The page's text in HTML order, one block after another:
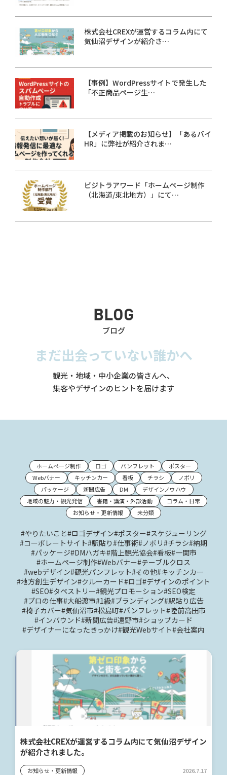
株式会社CREXが運営するコラム内にて
気仙沼デザインが紹介さ…
【事例】WordPressサイトで発生した
「不正商品ページ生…
【メディア掲載のお知らせ】「あるバイ
HR」に弊社が紹介されま…
ビジトラアワード「ホームページ制作
（北海道/東北地方）」にて…
BLOG
ブログ
まだ出会っていない誰かへ
観光・地域・中小企業の皆さんへ、
集客やデザインのヒントを届けます
ホームページ制作 ロゴ パンフレット
ポスター
Webバナー
キッチンカー 看板 チラシ
ノボリ
パッケージ
新聞広告 DM
デザインノウハウ
地域の魅力・観光発信
書籍・講演・外部活動
コラム・日常
お知らせ・更新情報
未分類
#やりたいこと#ロゴデザイン#ポスター#スケジューリング
#コーポレートサイト#駅貼り#仕事術#ノボリ#チラシ#納期
#パッケージ#DMハガキ#階上観光協会#看板#一関市
#ホームページ制作#Webバナー#テーブルクロス
#webデザイン#観光パンフレット#その他#キッチンカー
#地方創生デザイン#クルーカード#ロゴ#デザインのポイント
#SEO#タペストリー#観光プロモーション#SEO検定
#プロの仕事#大船渡市#1級#ブランディング#駅貼り広告
#椅子カバー#気仙沼市#松島町#パンフレット#陸前高田市
#インバウンド#新聞広告#遠野市#ショップカード
#デザイナーになったきっかけ#観光Webサイト#会社案内
株式会社CREXが運営するコラム内にて気仙沼デザイン
が紹介されました。
お知らせ・更新情報 2026.7.17